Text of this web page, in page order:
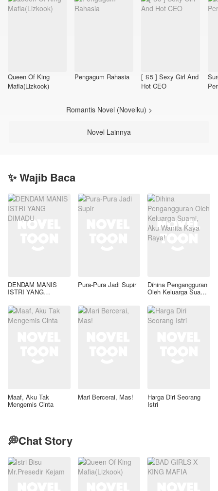
Queen Of King
Mafia(Lizkook)
Pengagum Rahasia
[ ៜ5 ] Sexy Girl And
Hot CEO
Romantis Novel (Novelku) >
Novel Lainnya
✨ Wajib Baca
DENDAM MANIS
ISTRI YANG
Pura-Pura Jadi Supir Dihina Pengangguran
Oleh Keluarga Suami,
Raya!
Maaf, Aku Tak
Mengemis Cinta
Mari Bercerai, Mas! Harga Diri Seorang
Istri
💭Chat Story